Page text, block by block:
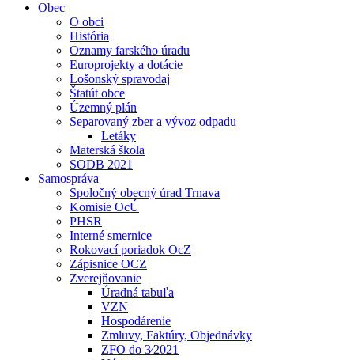
Obec
O obci
História
Oznamy farského úradu
Europrojekty a dotácie
Lošonský spravodaj
Štatút obce
Územný plán
Separovaný zber a vývoz odpadu
Letáky
Materská škola
SODB 2021
Samospráva
Spoločný obecný úrad Trnava
Komisie OcÚ
PHSR
Interné smernice
Rokovací poriadok OcZ
Zápisnice OCZ
Zverejňovanie
Úradná tabuľa
VZN
Hospodárenie
Zmluvy, Faktúry, Objednávky
ZFO do 3⁄2021